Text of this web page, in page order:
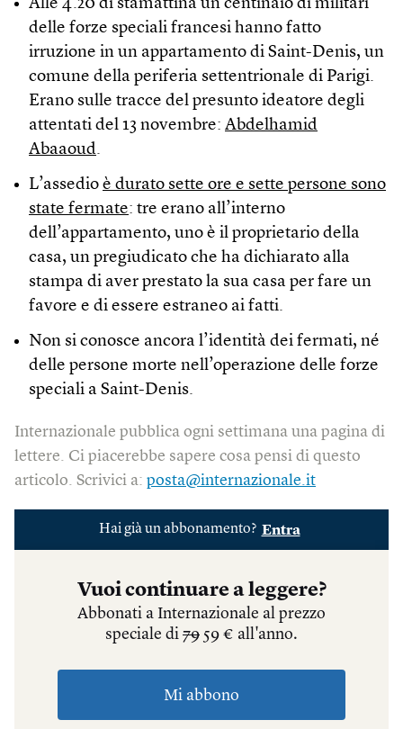
Alle 4.20 di stamattina un centinaio di militari
delle forze speciali francesi hanno fatto
irruzione in un appartamento di Saint-Denis, un
comune della periferia settentrionale di Parigi.
Erano sulle tracce del presunto ideatore degli
attentati del 13 novembre: Abdelhamid
Abaaoud.
L’assedio è durato sette ore e sette persone sono
state fermate: tre erano all’interno
dell’appartamento, uno è il proprietario della
casa, un pregiudicato che ha dichiarato alla
stampa di aver prestato la sua casa per fare un
favore e di essere estraneo ai fatti.
Non si conosce ancora l’identità dei fermati, né
delle persone morte nell’operazione delle forze
speciali a Saint-Denis.
Internazionale pubblica ogni settimana una pagina di
lettere. Ci piacerebbe sapere cosa pensi di questo
articolo. Scrivici a: posta@internazionale.it